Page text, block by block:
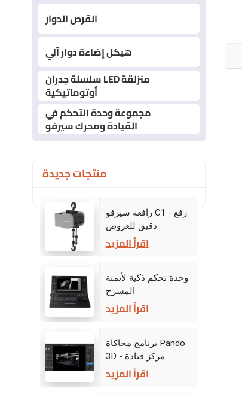
القرص الدوار
هيكل إضاءة دوار آلي
سلسلة جدران LED منزلقة
أوتوماتيكية
مجموعة وحدة التحكم في
القيادة ومحرك سيرفو
منتجات جديدة
رافعة سيرفو C1 - رفع
دقيق للعروض
الديناميكية على المسرح
اقرأ المزيد
وحدة تحكم ذكية لأتمتة
المسرح
اقرأ المزيد
برنامج محاكاة Pando
3D - مركز قيادة
المرحلة الافتراضية
اقرأ المزيد